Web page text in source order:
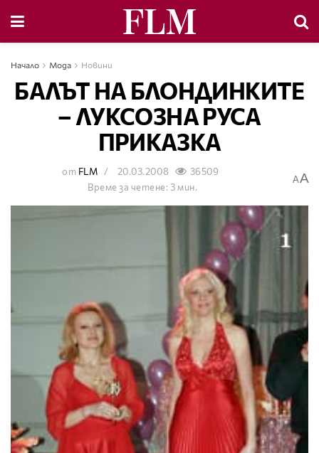
Начало Мода Новини
БАЛЪТ НА БЛОНДИНКИТЕ
– ЛУКСОЗНА РУСА
ПРИКАЗКА
от FLM 20.03.2008
36509
Време за четене: 3 мин.
AA